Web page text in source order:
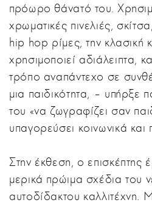
πρόωρο θάνατό του.
χρωματικές πινελιές,
hip hop ρίμες, την κλασική
χρησιμοποιεί αδιάλειπτα,
τρόπο αναπάντεχο σε
μια παιδικότητα, – υπήρξε
του «να ζωγραφίζει σαν
υπαγορεύσει κοινωνικά και
Στην έκθεση, ο επισκέπτης
μερικά πρώιμα σχέδια του
αυτοδίδακτου καλλιτέχνη.